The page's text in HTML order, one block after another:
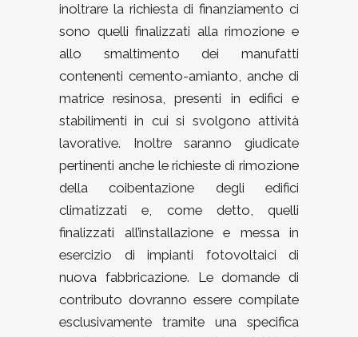
inoltrare la richiesta di finanziamento ci
sono quelli finalizzati alla rimozione e
allo smaltimento dei manufatti
contenenti cemento-amianto, anche di
matrice resinosa, presenti in edifici e
stabilimenti in cui si svolgono attività
lavorative. Inoltre saranno giudicate
pertinenti anche le richieste di rimozione
della coibentazione degli edifici
climatizzati e, come detto, quelli
finalizzati all’installazione e messa in
esercizio di impianti fotovoltaici di
nuova fabbricazione. Le domande di
contributo dovranno essere compilate
esclusivamente tramite una specifica